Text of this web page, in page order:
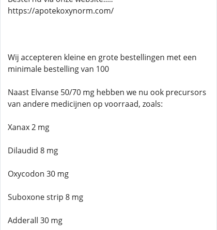
https://apotekoxynorm.com/
Wij accepteren kleine en grote bestellingen met een
minimale bestelling van 100
Naast Elvanse 50/70 mg hebben we nu ook precursors
van andere medicijnen op voorraad, zoals:
Xanax 2 mg
Dilaudid 8 mg
Oxycodon 30 mg
Suboxone strip 8 mg
Adderall 30 mg